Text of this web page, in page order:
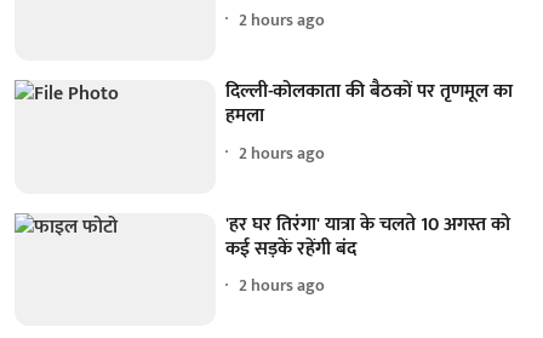
2 hours ago
दिल्ली-कोलकाता की बैठकों पर तृणमूल का
हमला
2 hours ago
'हर घर तिरंगा' यात्रा के चलते 10 अगस्त को
कई सड़कें रहेंगी बंद
2 hours ago